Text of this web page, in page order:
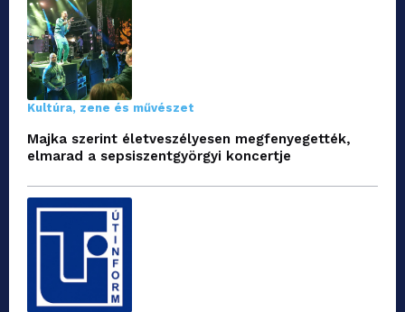
Kultúra, zene és művészet
Majka szerint életveszélyesen megfenyegették,
elmarad a sepsiszentgyörgyi koncertje